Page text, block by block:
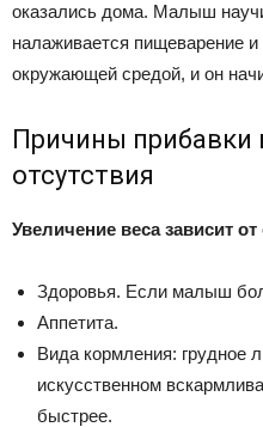
оказались дома. Малыш
налаживается пищеварение
окружающей средой, и он
Причины прибавки
отсутствия
Увеличение веса зависит
Здоровья. Если малыш
Аппетита.
Вида кормления: грудное
искусственном
быстрее.